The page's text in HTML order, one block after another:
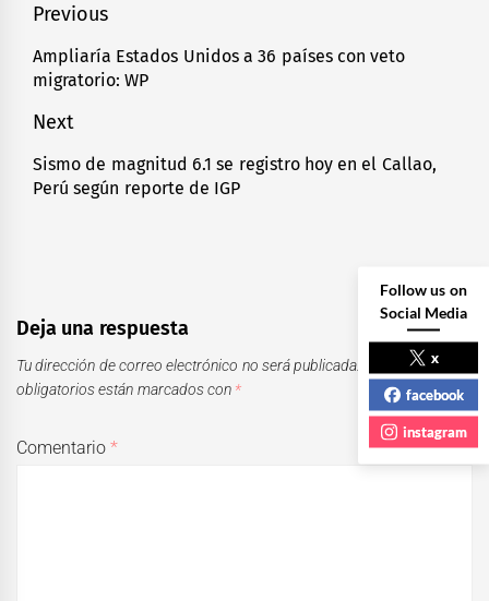
Navegación
de
entradas
Previous
Previous
post:
Ampliaría Estados Unidos a 36 países con veto
migratorio: WP
Next
Next
post:
Sismo de magnitud 6.1 se registro hoy en el Callao,
Perú según reporte de IGP
Deja una respuesta
Tu dirección de correo electrónico no será publicada.
Los campos
obligatorios están marcados con *
Comentario*
Follow us on
Social Media
x
facebook
instagram